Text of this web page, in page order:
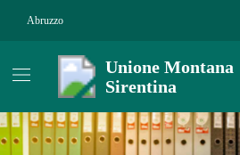
Abruzzo
Unione Montana
Sirentina
Contenuti in